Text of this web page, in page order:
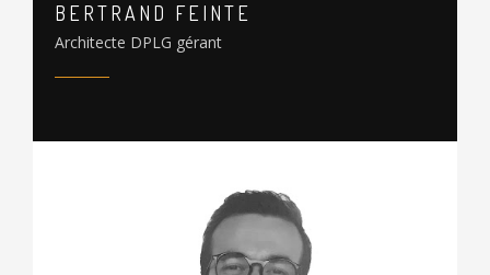
BERTRAND FEINTE
Architecte DPLG gérant